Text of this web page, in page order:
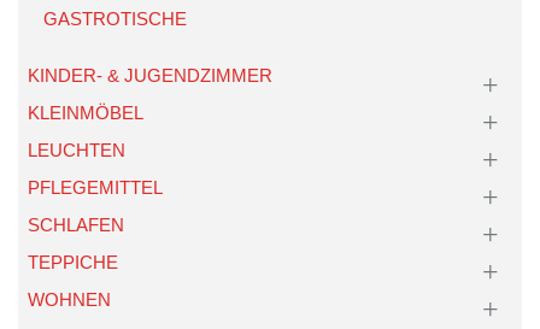
GASTROTISCHE
KINDER- & JUGENDZIMMER
KLEINMÖBEL
LEUCHTEN
PFLEGEMITTEL
SCHLAFEN
TEPPICHE
WOHNEN